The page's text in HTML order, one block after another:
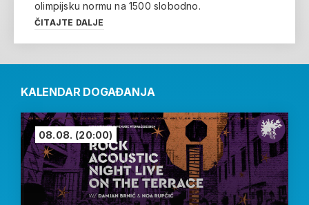
olimpijsku normu na 1500 slobodno.
ČITAJTE DALJE
KALENDAR DOGAĐANJA
08.08. (20:00)